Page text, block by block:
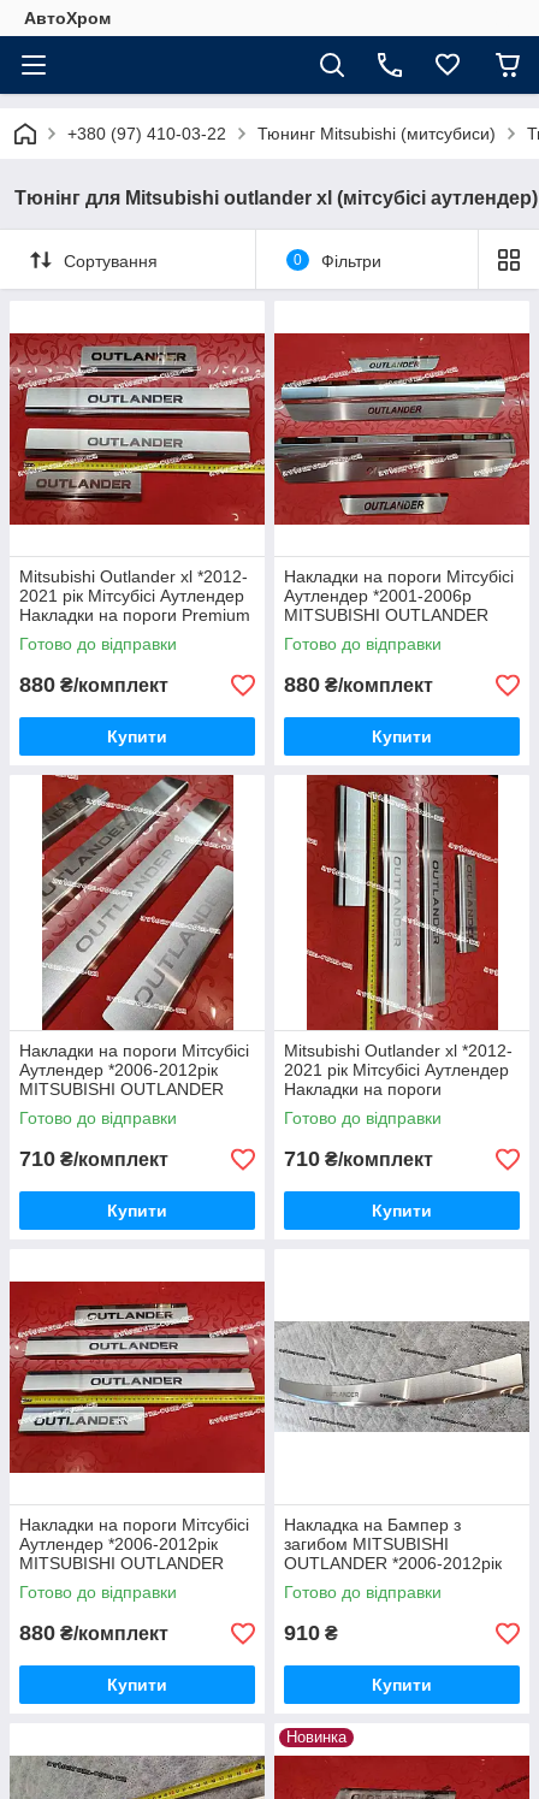
АвтоХром
+380 (97) 410-03-22 Тюнинг Mitsubishi (митсубиси)
Тюнінг для Mitsubishi outlander xl (мітсубісі аутлендер)
Сортування 0 Фільтри
Mitsubishi Outlander xl *2012-
2021 рік Мітсубісі Аутлендер
Накладки на пороги Premium
НЕРЖ з логотипом комплект
4 одиниці
Готово до відправки
880 ₴/комплект
Купити
Накладки на пороги Мітсубісі
Аутлендер *2001-2006р
MITSUBISHI OUTLANDER
Міцубісі Мітсубісі Нержавійка
з логотипом комплект 4 один
Готово до відправки
880 ₴/комплект
Купити
Накладки на пороги Мітсубісі
Аутлендер *2006-2012рік
MITSUBISHI OUTLANDER
Сатинова Нержавійка з
логотипом комплект 4
Готово до відправки
710 ₴/комплект
Купити
Mitsubishi Outlander xl *2012-
2021 рік Мітсубісі Аутлендер
Накладки на пороги
Нержавійка Сатинова з
логотипом комплект 4
Готово до відправки
710 ₴/комплект
Купити
Накладки на пороги Мітсубісі
Аутлендер *2006-2012рік
MITSUBISHI OUTLANDER
Преміум Нержавійка з
логотипом комплект 4
Готово до відправки
880 ₴/комплект
Купити
Накладка на Бампер з
загибом MITSUBISHI
OUTLANDER *2006-2012рік
Мітсубісі Мітсубіші Аутлендер
Нержавійка
Готово до відправки
910 ₴
Купити
Новинка